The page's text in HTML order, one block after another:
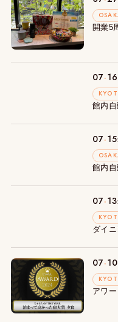
開業5
07.16
館内
07.15
館内
07.13
ダイ
07.10
アワ